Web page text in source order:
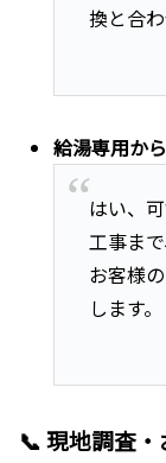
換と合
給湯専用か
はい、
工事ま
お客様
します。
📞 現地調査